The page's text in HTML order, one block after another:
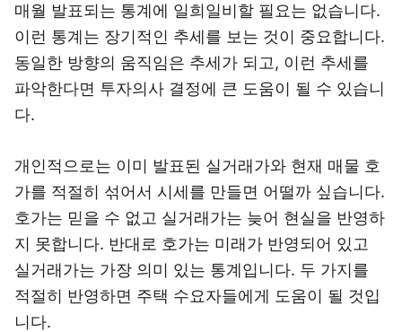
매월 발표되는 통계에 일희일비할 필요는 없습니다.
이런 통계는 장기적인 추세를 보는 것이 중요합니다.
동일한 방향의 움직임은 추세가 되고, 이런 추세를
파악한다면 투자의사 결정에 큰 도움이 될 수 있습니
다.
개인적으로는 이미 발표된 실거래가와 현재 매물 호
가를 적절히 섞어서 시세를 만들면 어떨까 싶습니다.
호가는 믿을 수 없고 실거래가는 늦어 현실을 반영하
지 못합니다. 반대로 호가는 미래가 반영되어 있고
실거래가는 가장 의미 있는 통계입니다. 두 가지를
적절히 반영하면 주택 수요자들에게 도움이 될 것입
니다.